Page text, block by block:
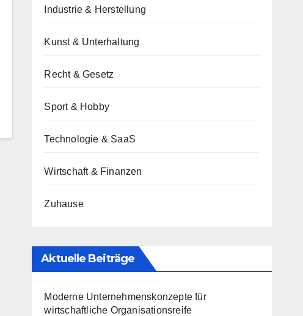
Industrie & Herstellung
Kunst & Unterhaltung
Recht & Gesetz
Sport & Hobby
Technologie & SaaS
Wirtschaft & Finanzen
Zuhause
Aktuelle Beiträge
Moderne Unternehmenskonzepte für
wirtschaftliche Organisationsreife